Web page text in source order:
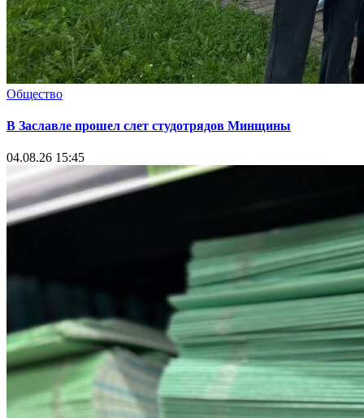
Общество
В Заславле прошел слет студотрядов Минщины
04.08.26 15:45